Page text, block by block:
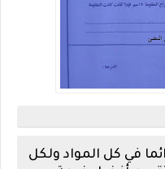
في كل المواد ولكل